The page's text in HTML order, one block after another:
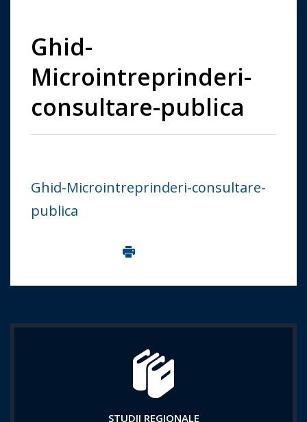
Ghid-
Microintreprinderi-
consultare-publica
Ghid-Microintreprinderi-consultare-
publica
Imprima aceasta pagina
STUDII REGIONALE